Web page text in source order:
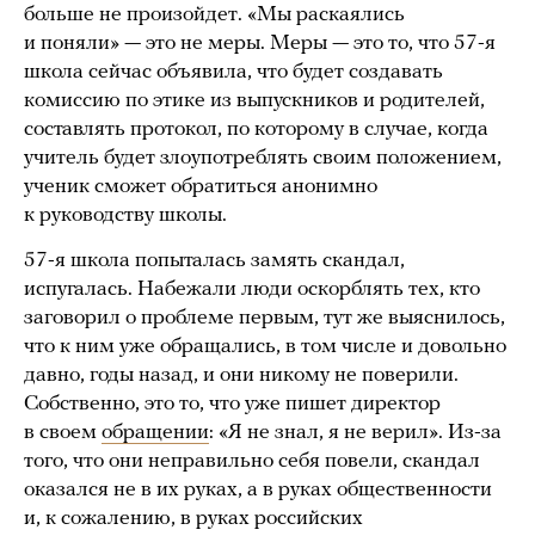
больше не произойдет. «Мы раскаялись
и поняли» — это не меры. Меры — это то, что 57-я
школа сейчас объявила, что будет создавать
комиссию по этике из выпускников и родителей,
составлять протокол, по которому в случае, когда
учитель будет злоупотреблять своим положением,
ученик сможет обратиться анонимно
к руководству школы.
57-я школа попыталась замять скандал,
испугалась. Набежали люди оскорблять тех, кто
заговорил о проблеме первым, тут же выяснилось,
что к ним уже обращались, в том числе и довольно
давно, годы назад, и они никому не поверили.
Собственно, это то, что уже пишет директор
в своем обращении: «Я не знал, я не верил». Из-за
того, что они неправильно себя повели, скандал
оказался не в их руках, а в руках общественности
и, к сожалению, в руках российских